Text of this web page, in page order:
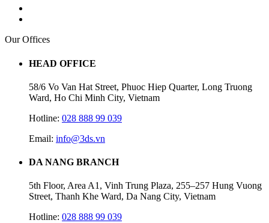
Our Offices
HEAD OFFICE
58/6 Vo Van Hat Street, Phuoc Hiep Quarter, Long Truong
Ward, Ho Chi Minh City, Vietnam
Hotline: 028 888 99 039
Email: info@3ds.vn
DA NANG BRANCH
5th Floor, Area A1, Vinh Trung Plaza, 255–257 Hung Vuong
Street, Thanh Khe Ward, Da Nang City, Vietnam
Hotline: 028 888 99 039